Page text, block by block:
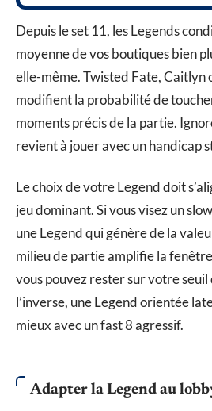
Depuis le set 11, les Legends
moyenne de vos boutiques bien
elle-même. Twisted Fate, Caitlyn
modifient la probabilité de
moments précis de la partie.
revient à jouer avec un handicap
Le choix de votre Legend doit
jeu dominant. Si vous visez un
une Legend qui génère de la
milieu de partie amplifie la
vous pouvez rester sur votre
l’inverse, une Legend orientée
mieux avec un fast 8 agressif.
Adapter la Legend au